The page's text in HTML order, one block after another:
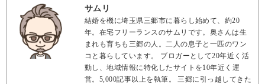
サムリ
結婚を機に埼玉県三郷市に暮らし始めて、約20
年。在宅フリーランスのサムリです。奥さんは生
まれも育ちも三郷の人。二人の息子と一匹のワン
コと暮らしています。 ブロガーとして20年近く活
動し、地域情報に特化したサイトを10年近く運
営。5,000記事以上を執筆。 三郷に引っ越してきた